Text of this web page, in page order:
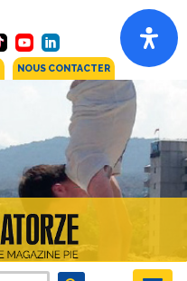
NOUS CONTACTER